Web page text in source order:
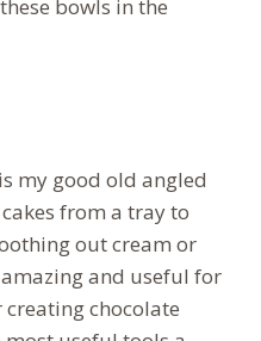
bowls in the
my good old angled
from a tray to
out cream or
and useful for
chocolate